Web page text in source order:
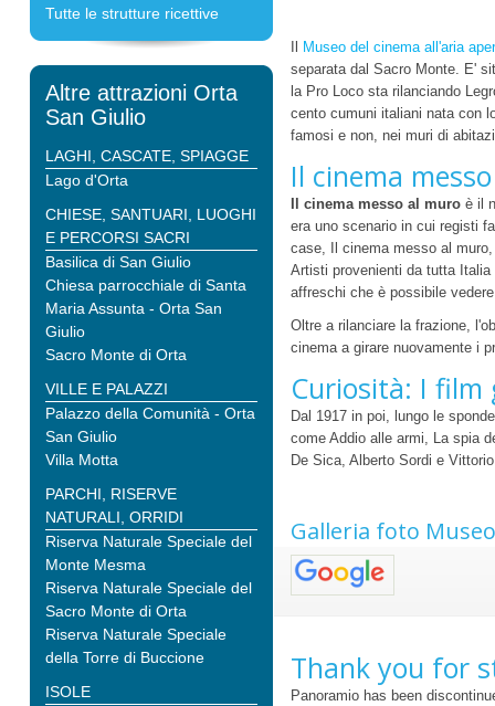
Tutte le strutture ricettive
Altre attrazioni Orta
San Giulio
LAGHI, CASCATE, SPIAGGE
Lago d'Orta
CHIESE, SANTUARI, LUOGHI
E PERCORSI SACRI
Basilica di San Giulio
Chiesa parrocchiale di Santa
Maria Assunta - Orta San
Giulio
Sacro Monte di Orta
VILLE E PALAZZI
Palazzo della Comunità - Orta
San Giulio
Villa Motta
PARCHI, RISERVE
NATURALI, ORRIDI
Riserva Naturale Speciale del
Monte Mesma
Riserva Naturale Speciale del
Sacro Monte di Orta
Riserva Naturale Speciale
della Torre di Buccione
ISOLE
Museo del cinema all'aria
separata dal Sacro Monte. E'
la Pro Loco sta rilanciando
cento cumuni italiani nata con
famosi e non, nei muri di
Il cinema
Il cinema messo al muro è il
era uno scenario in cui registi
case, Il cinema messo al
Artisti provenienti da tutta
affreschi che è possibile
Oltre a rilanciare la frazione,
cinema a girare nuovamente i
Curiosità: I
Dal 1917 in poi, lungo le
come Addio alle armi, La spia
De Sica, Alberto Sordi e
Galleria foto
Thank you for
Panoramio has been